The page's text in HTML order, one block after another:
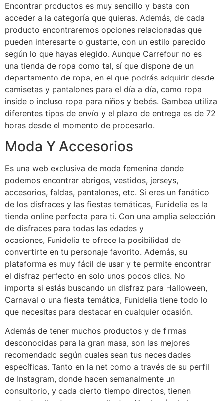
Encontrar productos es muy sencillo y basta con
acceder a la categoría que quieras. Además, de cada
producto encontraremos opciones relacionadas que
pueden interesarte o gustarte, con un estilo parecido
según lo que hayas elegido. Aunque Carrefour no es
una tienda de ropa como tal, sí que dispone de un
departamento de ropa, en el que podrás adquirir desde
camisetas y pantalones para el día a día, como ropa
inside o incluso ropa para niños y bebés. Gambea utiliza
diferentes tipos de envío y el plazo de entrega es de 72
horas desde el momento de procesarlo.
Moda Y Accesorios
Es una web exclusiva de moda femenina donde
podemos encontrar abrigos, vestidos, jerseys,
accesorios, faldas, pantalones, etc. Si eres un fanático
de los disfraces y las fiestas temáticas, Funidelia es la
tienda online perfecta para ti. Con una amplia selección
de disfraces para todas las edades y
ocasiones, Funidelia te ofrece la posibilidad de
convertirte en tu personaje favorito. Además, su
plataforma es muy fácil de usar y te permite encontrar
el disfraz perfecto en solo unos pocos clics. No
importa si estás buscando un disfraz para Halloween,
Carnaval o una fiesta temática, Funidelia tiene todo lo
que necesitas para destacar en cualquier ocasión.
Además de tener muchos productos y de firmas
desconocidas para la gran masa, son las mejores
recomendado según cuales sean tus necesidades
específicas. Tanto en la net como a través de su perfil
de Instagram, donde hacen semanalmente un
consultorio, y cada cierto tiempo directos, tienen